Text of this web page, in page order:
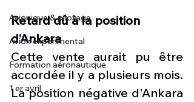
Avionique & pilotage
Avion expérimental
Formation aéronautique
1 er avril
Retard dû à la position
d’Ankara
Cette vente aurait pu être
accordée il y a plusieurs mois.
La position négative d'Ankara